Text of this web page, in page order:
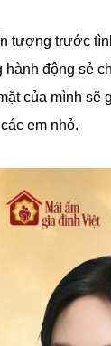
tượng trước
động sẻ
của mình sẽ
em nhỏ.